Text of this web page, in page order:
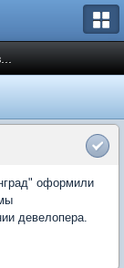
оформили
девелопера.